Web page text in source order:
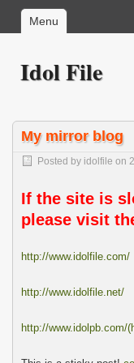
Menu
Idol File
My mirror blog
Posted by idolfile on
If the site is
please visit
http://www.idolfile.com/
http://www.idolfile.net/
http://www.idolpb.com/